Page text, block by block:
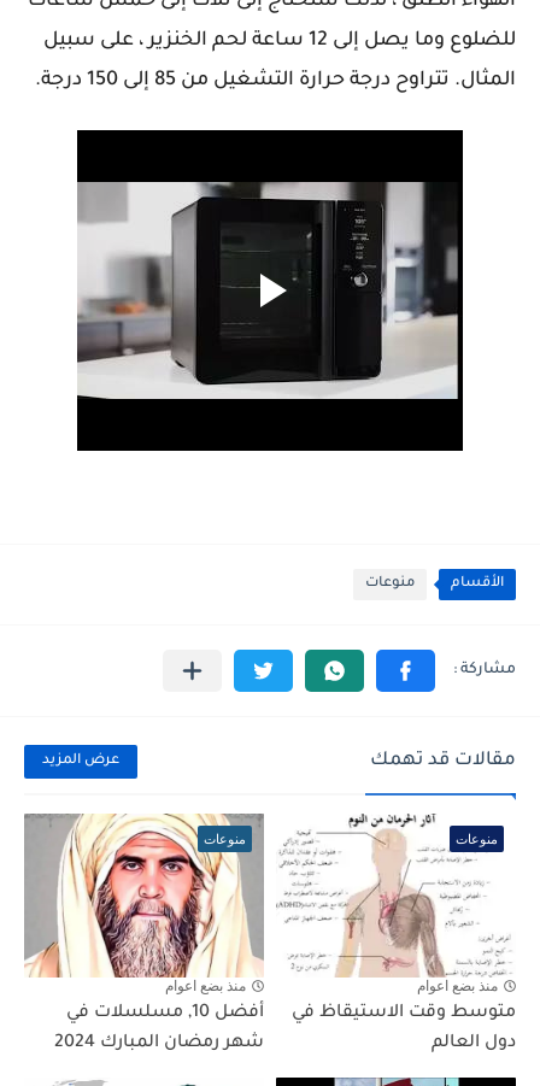
للضلوع وما يصل إلى 12 ساعة لحم الخنزير ، على سبيل
المثال. تتراوح درجة حرارة التشغيل من 85 إلى 150 درجة.
الأقسام منوعات
مقالات قد تهمك عرض المزيد
منوعات
منذ بضع اعوام
متوسط وقت الاستيقاظ في
دول العالم
منوعات
منذ بضع اعوام
أفضل 10, مسلسلات في
شهر رمضان المبارك 2024